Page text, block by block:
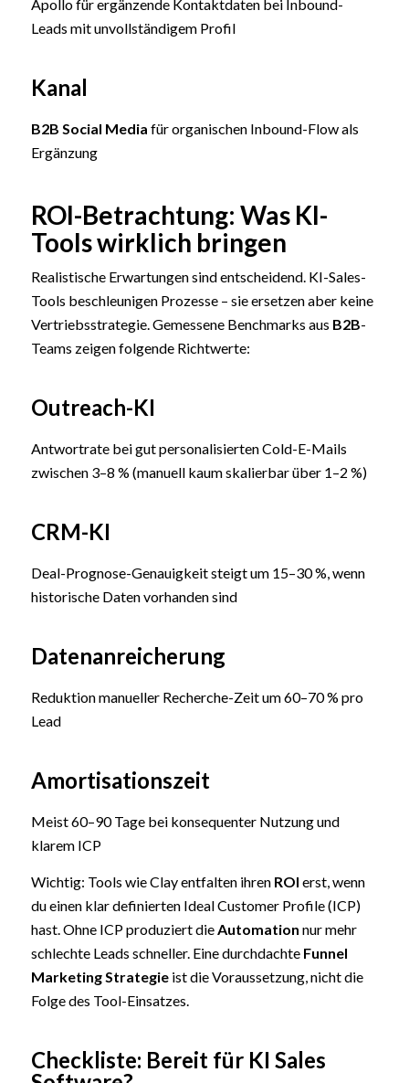
Apollo für ergänzende Kontaktdaten bei Inbound-
Leads mit unvollständigem Profil
Kanal
B2B Social Media für organischen Inbound-Flow als
Ergänzung
ROI-Betrachtung: Was KI-
Tools wirklich bringen
Realistische Erwartungen sind entscheidend. KI-Sales-
Tools beschleunigen Prozesse – sie ersetzen aber keine
Vertriebsstrategie. Gemessene Benchmarks aus B2B-
Teams zeigen folgende Richtwerte:
Outreach-KI
Antwortrate bei gut personalisierten Cold-E-Mails
zwischen 3–8 % (manuell kaum skalierbar über 1–2 %)
CRM-KI
Deal-Prognose-Genauigkeit steigt um 15–30 %, wenn
historische Daten vorhanden sind
Datenanreicherung
Reduktion manueller Recherche-Zeit um 60–70 % pro
Lead
Amortisationszeit
Meist 60–90 Tage bei konsequenter Nutzung und
klarem ICP
Wichtig: Tools wie Clay entfalten ihren ROI erst, wenn
du einen klar definierten Ideal Customer Profile (ICP)
hast. Ohne ICP produziert die Automation nur mehr
schlechte Leads schneller. Eine durchdachte Funnel
Marketing Strategieist die Voraussetzung, nicht die
Folge des Tool-Einsatzes.
Checkliste: Bereit für KI Sales